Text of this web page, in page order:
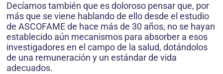
Decíamos también que es doloroso pensar que, por
más que se viene hablando de ello desde el estudio
de ASCOFAME de hace más de 30 años, no se hayan
establecido aún mecanismos para absorber a esos
investigadores en el campo de la salud, dotándolos
de una remuneración y un estándar de vida
adecuados.